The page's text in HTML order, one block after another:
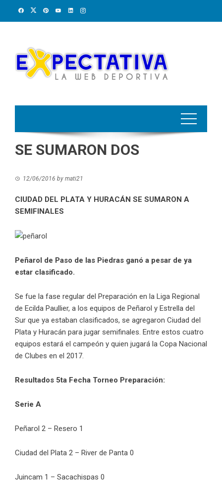
SE SUMARON DOS
12/06/2016 by mati21
CIUDAD DEL PLATA Y HURACÁN SE SUMARON A
SEMIFINALES
Peñarol de Paso de las Piedras ganó a pesar de ya
estar clasificado.
Se fue la fase regular del Preparación en la Liga Regional
de Ecilda Paullier, a los equipos de Peñarol y Estrella del
Sur que ya estaban clasificados, se agregaron Ciudad del
Plata y Huracán para jugar semifinales. Entre estos cuatro
equipos estará el campeón y quien jugará la Copa Nacional
de Clubes en el 2017.
Resultados 5ta Fecha Torneo Preparación:
Serie A
Peñarol 2 – Resero 1
Ciudad del Plata 2 – River de Panta 0
Juincam 1 – Sacachispas 0